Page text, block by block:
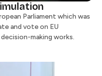
Parliament which was
and vote on EU